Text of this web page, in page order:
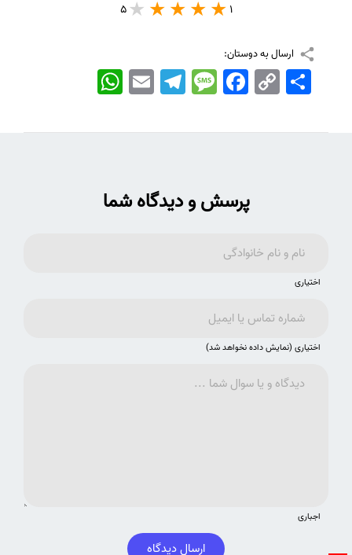
1
5
ارسال به دوستان:
WhatsApp EmailTelegramMessageFacebook Copy
Link
اشتراک
پرسش و دیدگاه شما
اختیاری
اختیاری (نمایش داده نخواهد شد)
اجباری
ارسال دیدگاه